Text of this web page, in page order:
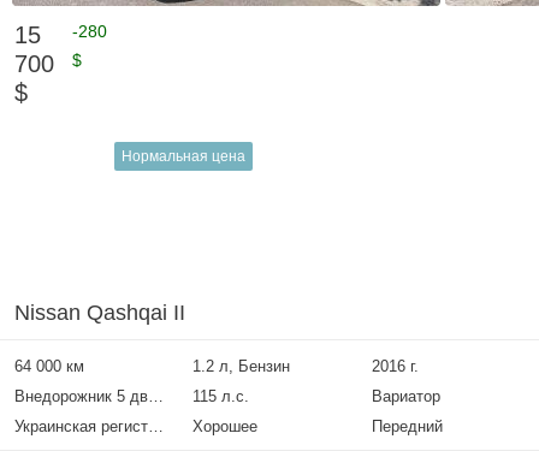
15
700
$
-280
$
Нормальная цена
Nissan Qashqai II
64 000 км 1.2 л, Бензин
2016 г.
Внедорожник 5 дверей
115 л.с.
Вариатор
Украинская регистрация
Хорошее Передний